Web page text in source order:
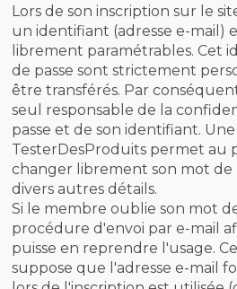
Lors de son inscription sur le
un identifiant (adresse e-mail)
librement paramétrables. Cet
de passe sont strictement
être transférés. Par
seul responsable de la
passe et de son identifiant.
TesterDesProduits permet au
changer librement son mot de
divers autres détails.
Si le membre oublie son mot
procédure d'envoi par e-mail
puisse en reprendre l'usage.
suppose que l'adresse e-mail